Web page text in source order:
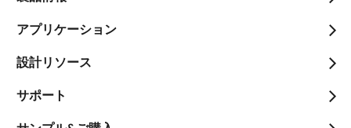
アプリケーション
設計リソース
サポート
く
ず
690V等の高電圧用安全規
格に対応する、外形
14.5mmの長沿面距離を実
現したフォトカプラを発売